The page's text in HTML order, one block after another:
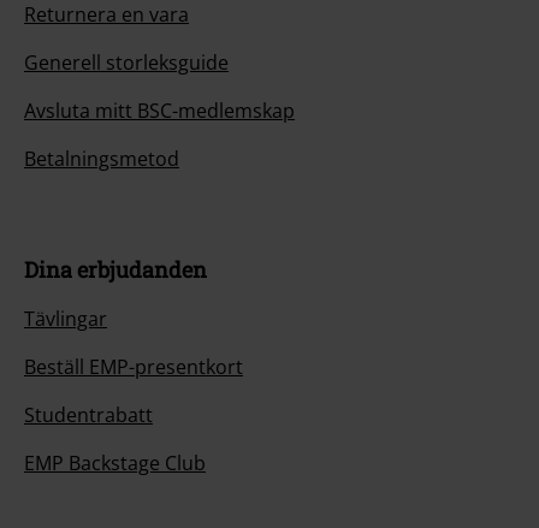
Returnera en vara
Generell storleksguide
Avsluta mitt BSC-medlemskap
Betalningsmetod
Dina erbjudanden
Tävlingar
Beställ EMP-presentkort
Studentrabatt
EMP Backstage Club